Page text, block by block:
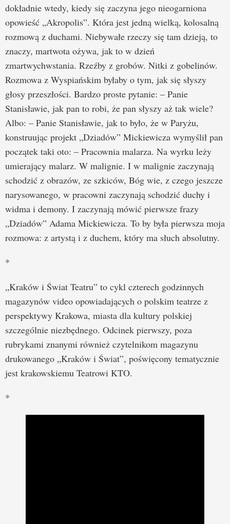
dokładnie wtedy, kiedy się zaczyna jego nieogarniona
opowieść „Akropolis”. Która jest jedną wielką, kolosalną
rozmową z duchami. Niebywałe rzeczy się tam dzieją, to
znaczy, martwota ożywa, jak to w dzień
zmartwychwstania. Rzeźby z grobów. Nitki z gobelinów.
Rozmowa z Wyspiańskim byłaby o tym, jak się słyszy
głosy przeszłości. Bardzo proste pytanie: – Panie
Stanisławie, jak pan to robi, że pan słyszy aż tak wiele?
Albo: – Panie Stanisławie, jak to było, że w Paryżu,
konstruując projekt „Dziadów” Mickiewicza wymyślił pan
początek taki oto: – Pracownia malarza. Na wyrku leży
umierający malarz. W malignie. I w malignie zaczynają
schodzić z obrazów, ze szkiców, Bóg wie, z czego jeszcze
narysowanego, w pracowni zaczynają schodzić duchy i
widma i demony. I zaczynają mówić pierwsze frazy
„Dziadów” Adama Mickiewicza. To by była pierwsza moja
rozmowa: z artystą i z duchem, który ma słuch absolutny.
*
„Kraków i Świat Teatru” to cykl czterech godzinnych
magazynów video opowiadających o polskim teatrze z
perspektywy Krakowa, miasta dla kultury polskiej
szczególnie niezbędnego. Odcinek pierwszy, poza
rubrykami znanymi również czytelnikom magazynu
drukowanego „Kraków i Świat”, poświęcony tematycznie
jest krakowskiemu Teatrowi KTO.
*